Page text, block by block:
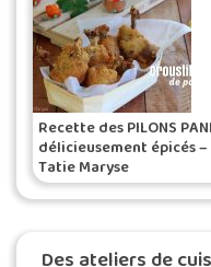
Recette des PILONS
délicieusement épicés –
Tatie Maryse
Des ateliers de